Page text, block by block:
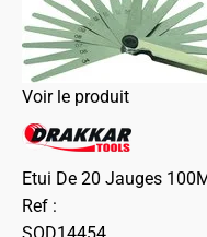
Voir le produit
Etui De 20 Jauges
Ref :